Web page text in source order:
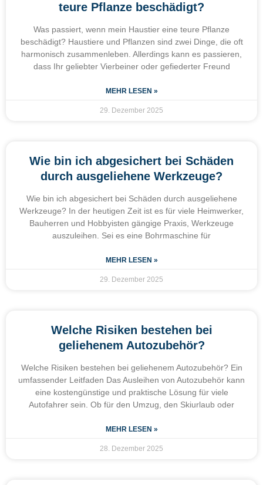
teure Pflanze beschädigt?
Was passiert, wenn mein Haustier eine teure Pflanze
beschädigt? Haustiere und Pflanzen sind zwei Dinge, die oft
harmonisch zusammenleben. Allerdings kann es passieren,
dass Ihr geliebter Vierbeiner oder gefiederter Freund
MEHR LESEN »
29. Dezember 2025
Wie bin ich abgesichert bei Schäden
durch ausgeliehene Werkzeuge?
Wie bin ich abgesichert bei Schäden durch ausgeliehene
Werkzeuge? In der heutigen Zeit ist es für viele Heimwerker,
Bauherren und Hobbyisten gängige Praxis, Werkzeuge
auszuleihen. Sei es eine Bohrmaschine für
MEHR LESEN »
29. Dezember 2025
Welche Risiken bestehen bei
geliehenem Autozubehör?
Welche Risiken bestehen bei geliehenem Autozubehör? Ein
umfassender Leitfaden Das Ausleihen von Autozubehör kann
eine kostengünstige und praktische Lösung für viele
Autofahrer sein. Ob für den Umzug, den Skiurlaub oder
MEHR LESEN »
28. Dezember 2025